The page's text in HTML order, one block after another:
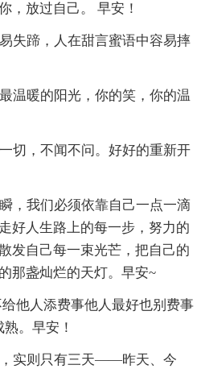
，放过自己。 早安！
失蹄，人在甜言蜜语中容易摔
温暖的阳光，你的笑，你的温
切，不闻不问。好好的重新开
，我们必须依靠自己一点一滴
好人生路上的每一步，努力的
发自己每一束光芒，把自己的
那盏灿烂的天灯。早安~
他人添费事他人最好也别费事
。早安！
实则只有三天——昨天、今